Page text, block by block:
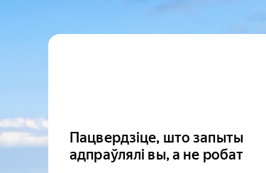
Пацвердзіце, што запыты
адпраўлялі вы, а не робат